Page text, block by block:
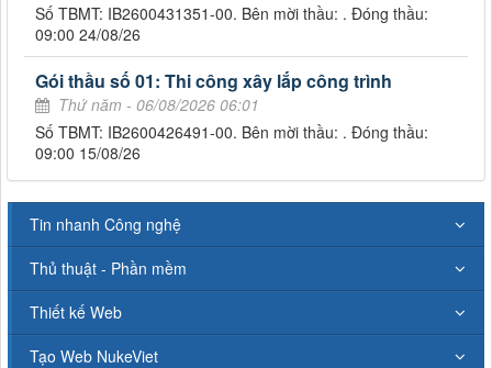
Số TBMT: IB2600431351-00. Bên mời thầu: . Đóng thầu:
09:00 24/08/26
Gói thầu số 01: Thi công xây lắp công trình
Thứ năm - 06/08/2026 06:01
Số TBMT: IB2600426491-00. Bên mời thầu: . Đóng thầu:
09:00 15/08/26
Tin nhanh Công nghệ
Thủ thuật - Phần mềm
Thiết kế Web
Tạo Web NukeViet